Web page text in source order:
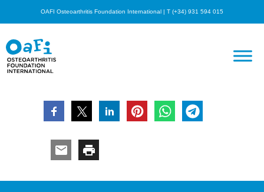
OAFI Osteoarthritis Foundation International | T (+34) 931 594 015